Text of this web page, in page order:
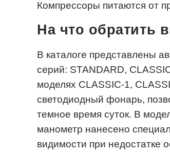
Компрессоры питаются от
На что обратить
В каталоге представлены
серий: STANDARD,
моделях CLASSIC-1,
светодиодный фонарь,
темное время суток. В
манометр нанесено
видимости при недостатке